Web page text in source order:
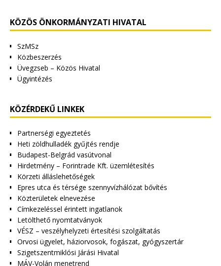
KÖZÖS ÖNKORMÁNYZATI HIVATAL
SzMSz
Közbeszerzés
Üvegzseb – Közös Hivatal
Ügyintézés
KÖZÉRDEKŰ LINKEK
Partnerségi egyeztetés
Heti zöldhulladék gyűjtés rendje
Budapest-Belgrád vasútvonal
Hirdetmény – Forintrade Kft. üzemlétesítés
Körzeti álláslehetőségek
Epres utca és térsége szennyvízhálózat bővítés
Közterületek elnevezése
Címkezeléssel érintett ingatlanok
Letölthető nyomtatványok
VÉSZ – veszélyhelyzeti értesítési szolgáltatás
Orvosi ügyelet, háziorvosok, fogászat, gyógyszertár
Szigetszentmiklósi Járási Hivatal
MÁV-Volán menetrend